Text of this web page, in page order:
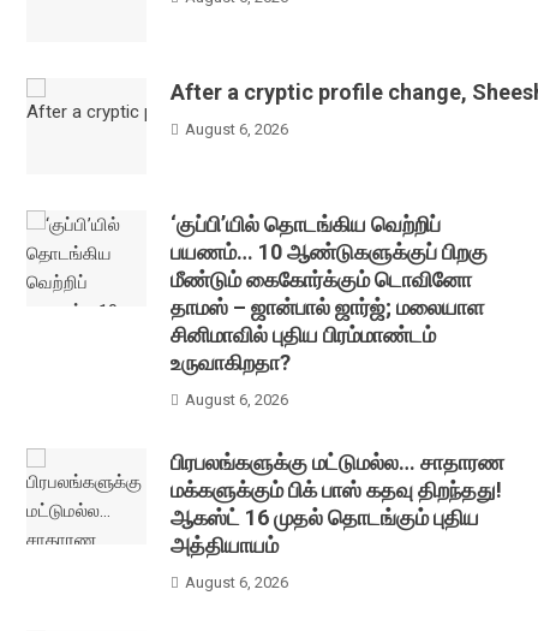
After a cryptic profile change,
August 6, 2026
‘குப்பி’யில் தொடங்கிய வெற்றிப்
பயணம்… 10 ஆண்டுகளுக்குப் பிறகு
மீண்டும் கைகோர்க்கும் டொவினோ
தாமஸ் – ஜான்பால் ஜார்ஜ்; மலையாள
சினிமாவில் புதிய பிரம்மாண்டம்
உருவாகிறதா?
August 6, 2026
பிரபலங்களுக்கு மட்டுமல்ல… சாதாரண
மக்களுக்கும் பிக் பாஸ் கதவு திறந்தது!
ஆகஸ்ட் 16 முதல் தொடங்கும் புதிய
அத்தியாயம்
August 6, 2026